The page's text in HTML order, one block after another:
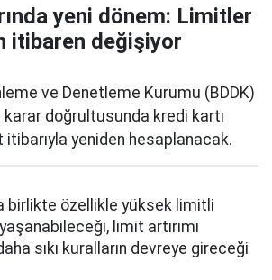
yeni dönem: Limitler
itibaren değişiyor
ve Denetleme Kurumu (BDDK)
karar doğrultusunda kredi kartı
itibarıyla yeniden hesaplanacak.
birlikte özellikle yüksek limitli
limit artırımı
sıkı kuralların devreye gireceği